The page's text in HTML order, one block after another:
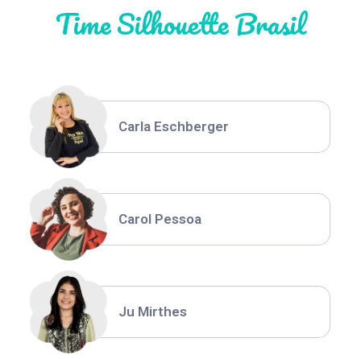
Time Silhouette Brasil
Thiara Ney
Carla Eschberger
Carol Pessoa
Ju Mirthes